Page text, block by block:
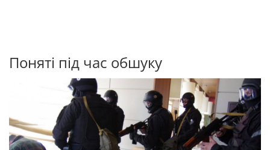
Поняті під час обшуку